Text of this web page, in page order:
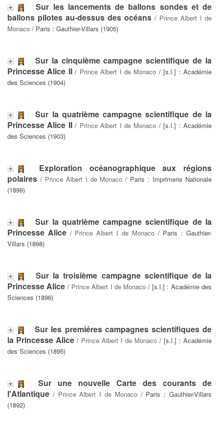
Sur les lancements de ballons sondes et de
ballons pilotes au-dessus des océans / Prince Albert I de
Monaco / Paris : Gauthier-Villars (1905)
Sur la cinquième campagne scientifique de la
Princesse Alice II/ Prince Albert I de Monaco / [s.l.] : Académie
des Sciences (1904)
Sur la quatrième campagne scientifique de la
Princesse Alice II/ Prince Albert I de Monaco / [s.l.] : Académie
des Sciences (1903)
Exploration océanographique aux régions
polaires / Prince Albert I de Monaco / Paris : Imprimerie Nationale
(1899)
Sur la quatrième campagne scientifique de la
Princesse Alice/ Prince Albert I de Monaco/ Paris : Gauthier-
Villars (1898)
Sur la troisième campagne scientifique de la
Princesse Alice / Prince Albert I de Monaco / [s.l.] : Académie des
Sciences (1896)
Sur les premiéres campagnes scientifiques de
la Princesse Alice / Prince Albert I de Monaco / [s.l.] : Académie
des Sciences (1895)
Sur une nouvelle Carte des courants de
l'Atlantique / Prince Albert I de Monaco/ Paris : Gauthier-Villars
(1892)